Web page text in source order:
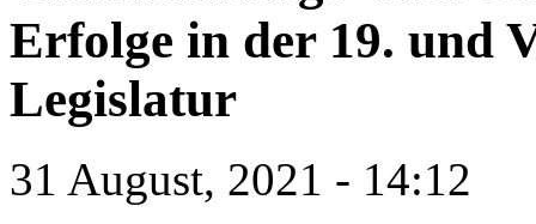
Erfolge in der 19. und
Legislatur
31 August, 2021 - 14:12